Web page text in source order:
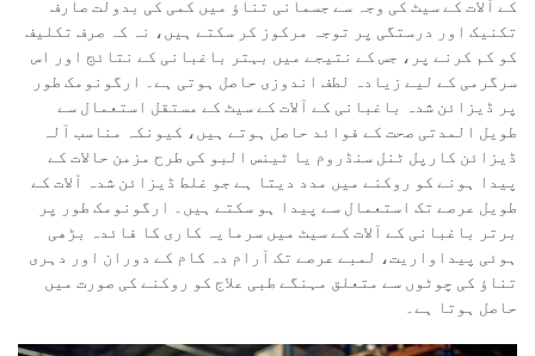
کے آلات کے سیٹ کی وجہ سے جسمانی تناؤ میں کمی کی بدولت صارف
تکنیک اور درستگی پر توجہ مرکوز کر سکتے ہیں، نہ کہ صرف تکلیف
کو کم کرنے پر، جس کے نتیجے میں بہتر باغبانی کے نتائج اور اس
سرگرمی کے لیے زیادہ لطف اندوزی حاصل ہوتی ہے۔ ارگونومک طور
پر ڈیزائن شدہ باغبانی کے آلات کے سیٹ کے مستقل استعمال سے
طویل المدتی صحت کے فوائد حاصل ہوتے ہیں، کیونکہ مناسب آلہ
ڈیزائن کارپل ٹنل سنڈروم یا ٹینس البو کی طرح مزمن حالات کے
پیدا ہونے کو روکنے میں مدد دیتا ہے جو غلط ڈیزائن شدہ آلات کے
طویل عرصے تک استعمال سے پیدا ہو سکتے ہیں۔ ارگونومک طور پر
برتر باغبانی کے آلات کے سیٹ میں سرمایہ کاری کا فائدہ بڑھی
ہوئی پیداواریت، لمبے عرصے تک آرام دہ کام کے دوران اور دہری
تناؤ کی چوٹوں سے متعلق مہنگے طبی علاج کو روکنے کی صورت میں
حاصل ہوتا ہے۔